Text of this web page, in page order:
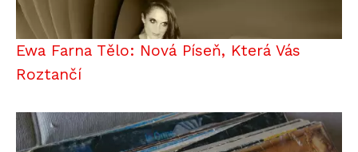
Ewa Farna Tělo: Nová Píseň, Která Vás
Roztančí